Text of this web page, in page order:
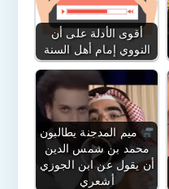
أقوى الأدلة على أن
النووي إمام أهل السنة
ميم المدجنة يطالبون
محمد بن شمس الدين
أن يقول عن ابن الجوزي
أشعري